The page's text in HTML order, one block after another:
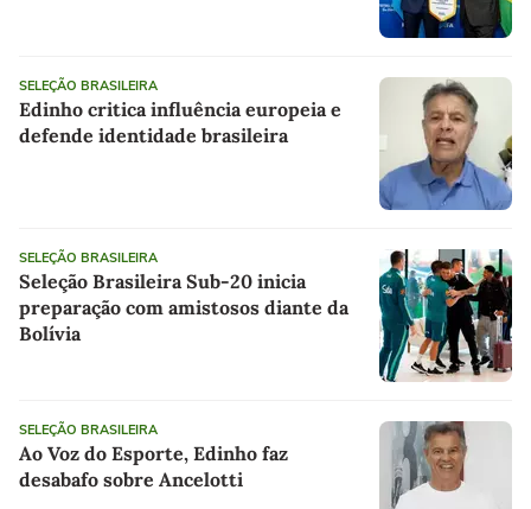
SELEÇÃO BRASILEIRA
Edinho critica influência europeia e
defende identidade brasileira
SELEÇÃO BRASILEIRA
Seleção Brasileira Sub-20 inicia
preparação com amistosos diante da
Bolívia
SELEÇÃO BRASILEIRA
Ao Voz do Esporte, Edinho faz
desabafo sobre Ancelotti